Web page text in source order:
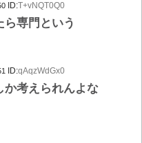
ID:T+vNQT0Q0
ら専門という
ID:qAqzWdGx0
か考えられんよな